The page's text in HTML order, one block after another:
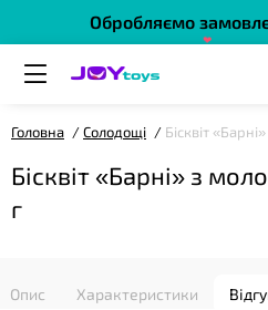
Обробляємо
Головна Солодощі Бісквіт
Бісквіт «Барні» з
г
Опис Характеристики